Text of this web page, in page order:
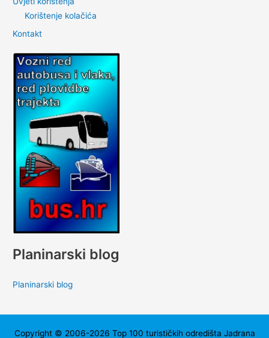
Korištenje kolačića
Kontakt
Planinarski blog
Planinarski blog
Copyright © 2006-2026 Top 100 turističkih odredišta Jadrana